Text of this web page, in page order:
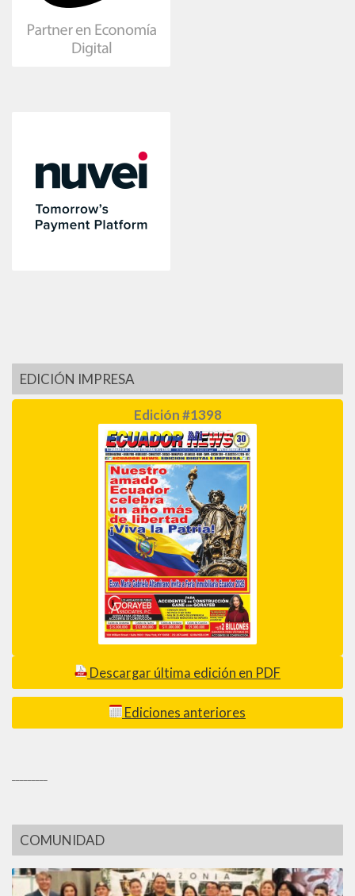
EDICIÓN IMPRESA
Edición #1398
Descargar última edición en PDF
Ediciones anteriores
COMUNIDAD